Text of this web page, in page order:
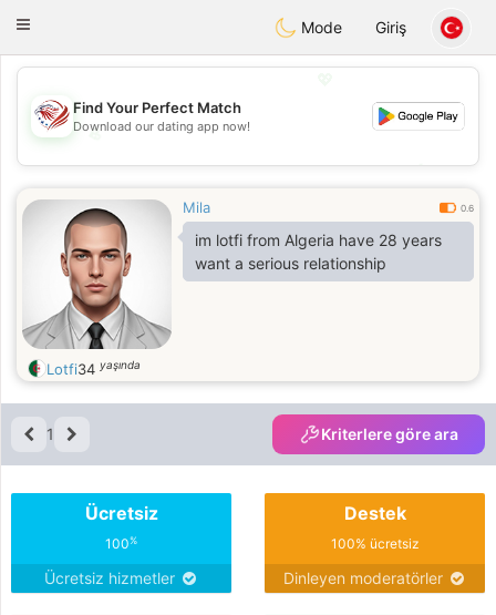
Dating
Toggle
Mode Giriş
💖
💕
Find Your Perfect Match
Download our dating app now!
Mila 0.6
im lotfi from Algeria have 28 years
want a serious relationship
Lotfi34 yaşında
1 Kriterlere göre ara
Ücretsiz
100%
Ücretsiz hizmetler
Destek
100% ücretsiz
Dinleyen moderatörler